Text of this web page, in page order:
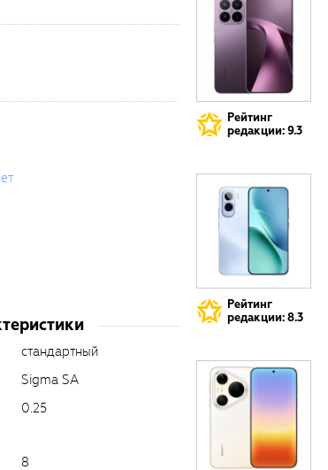
стандартный
Sigma SA
0.25
8
Рейтинг
редакции: 9.3
Рейтинг
редакции: 8.3